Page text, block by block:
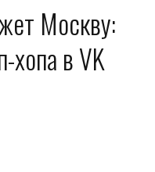
Москву:
хопа в VK